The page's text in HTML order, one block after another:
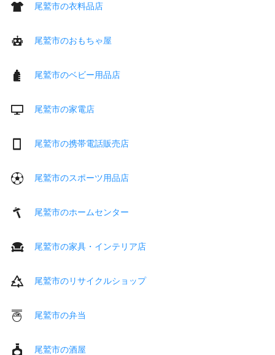
尾鷲市の衣料品店
尾鷲市のおもちゃ屋
尾鷲市のベビー用品店
尾鷲市の家電店
尾鷲市の携帯電話販売店
尾鷲市のスポーツ用品店
尾鷲市のホームセンター
尾鷲市の家具・インテリア店
尾鷲市のリサイクルショップ
尾鷲市の弁当
尾鷲市の酒屋